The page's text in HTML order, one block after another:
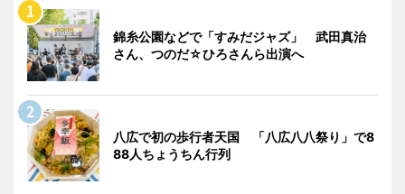
錦糸公園などで「すみだジャズ」 武田真治
さん、つのだ☆ひろさんら出演へ
八広で初の歩行者天国 「八広八八祭り」で8
88人ちょうちん行列